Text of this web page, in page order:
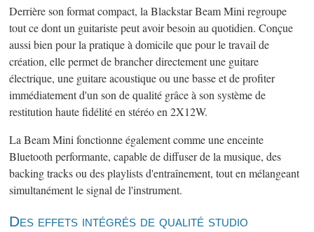
Derrière son format compact, la Blackstar Beam Mini regroupe
tout ce dont un guitariste peut avoir besoin au quotidien. Conçue
aussi bien pour la pratique à domicile que pour le travail de
création, elle permet de brancher directement une guitare
électrique, une guitare acoustique ou une basse et de profiter
immédiatement d'un son de qualité grâce à son système de
restitution haute fidélité en stéréo en 2X12W.
La Beam Mini fonctionne également comme une enceinte
Bluetooth performante, capable de diffuser de la musique, des
backing tracks ou des playlists d'entraînement, tout en mélangeant
simultanément le signal de l'instrument.
Des effets intégrés de qualité studio